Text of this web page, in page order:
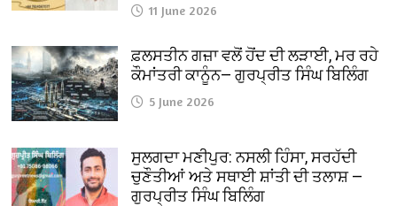
11 June 2026
ਫ਼ਲਸਤੀਨ ਗਜ਼ਾ ਵਲੋਂ ਹੋਂਦ ਦੀ ਲੜਾਈ, ਮਰ ਰਹੇ
ਕੌਮਾਂਤਰੀ ਕਾਨੂੰਨ— ਗੁਰਪ੍ਰੀਤ ਸਿੰਘ ਬਿਲਿੰਗ
5 June 2026
ਸੁਲਗਦਾ ਮਣੀਪੁਰ: ਨਸਲੀ ਹਿੰਸਾ, ਸਰਹੱਦੀ
ਚੁਣੌਤੀਆਂ ਅਤੇ ਸਥਾਈ ਸ਼ਾਂਤੀ ਦੀ ਤਲਾਸ਼ —
ਗੁਰਪ੍ਰੀਤ ਸਿੰਘ ਬਿਲਿੰਗ